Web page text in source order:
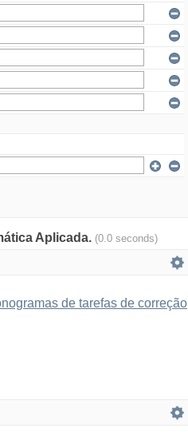
Aplicada. (0.0 seconds)
de tarefas de correção